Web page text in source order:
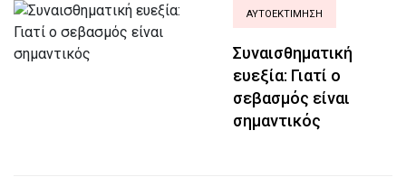
ΑΥΤΟΕΚΤΊΜΗΣΗ
Συναισθηματική
ευεξία: Γιατί ο
σεβασμός είναι
σημαντικός